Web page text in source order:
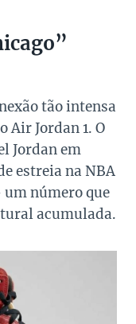
tão intensa
Air Jordan 1. O
Jordan em
estreia na NBA
número que
acumulada.